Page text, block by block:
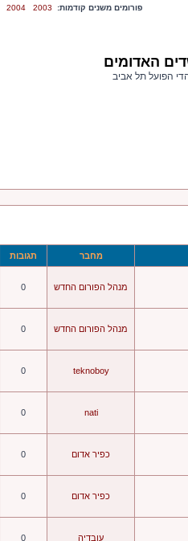
פורומים משנים קודמות: 2003
2004
האדומים
הפועל תל אביב
מחבר תגובות
מנהל הפורום החדש 0
מנהל הפורום החדש 0
teknoboy
0
nati
0
כפיר אדום 0
כפיר אדום 0
עובדיה 0